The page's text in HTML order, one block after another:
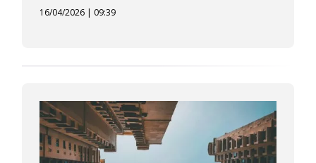
16/04/2026 | 09:39